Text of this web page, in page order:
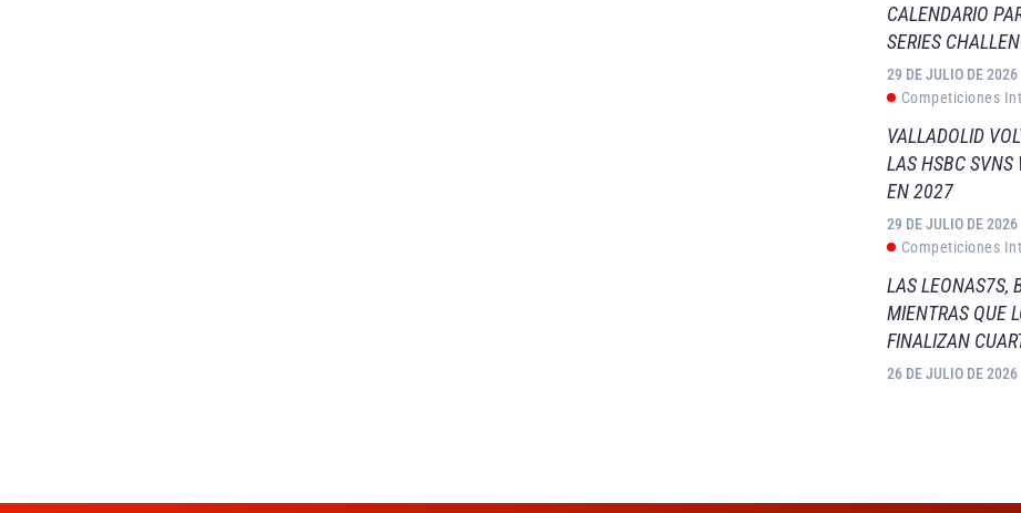
CALENDARIO
SERIES
29 DE JULIO DE 2026
Competiciones
VALLADOLID
LAS HSBC SVNS
EN 2027
29 DE JULIO DE 2026
Competiciones
LAS LEONAS7S,
MIENTRAS QUE
FINALIZAN
26 DE JULIO DE 2026